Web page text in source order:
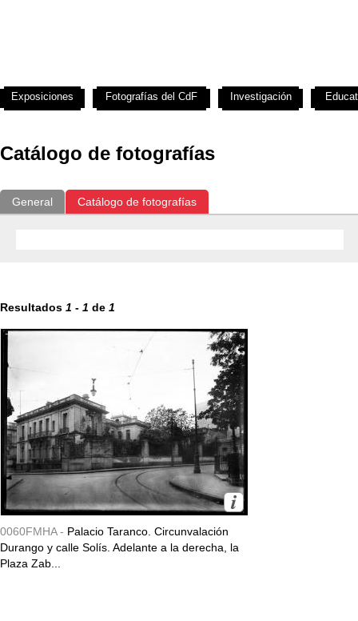
Catálogo de fotografías
General Catálogo de fotografías
Resultados 1 - 1 de 1
0060FMHA - Palacio Taranco. Circunvalación
Durango y calle Solís. Adelante a la derecha, la
Plaza Zab...
Exposiciones Fotografías del CdF Investigación